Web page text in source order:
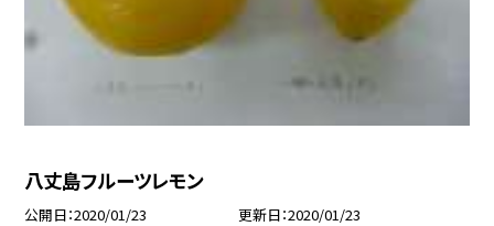
八丈島フルーツレモン
公開日 2020/01/23 更新日 2020/01/23